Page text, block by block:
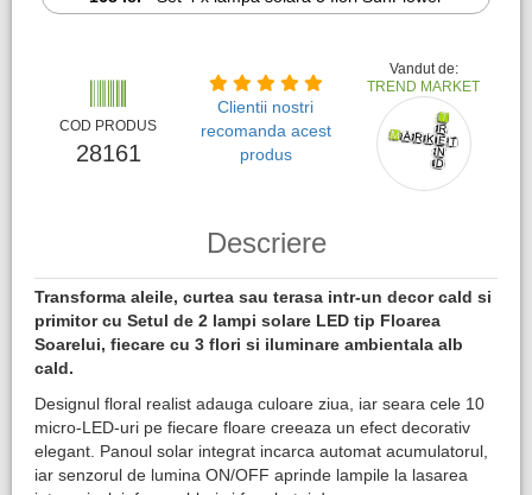
COD PRODUS
28161
Clientii nostri
recomanda acest
produs
Vandut de:
TREND MARKET
Descriere
Transforma aleile, curtea sau terasa intr-un decor cald si
primitor cu Setul de 2 lampi solare LED tip Floarea
Soarelui, fiecare cu 3 flori si iluminare ambientala alb
cald.
Designul floral realist adauga culoare ziua, iar seara cele 10
micro-LED-uri pe fiecare floare creeaza un efect decorativ
elegant. Panoul solar integrat incarca automat acumulatorul,
iar senzorul de lumina ON/OFF aprinde lampile la lasarea